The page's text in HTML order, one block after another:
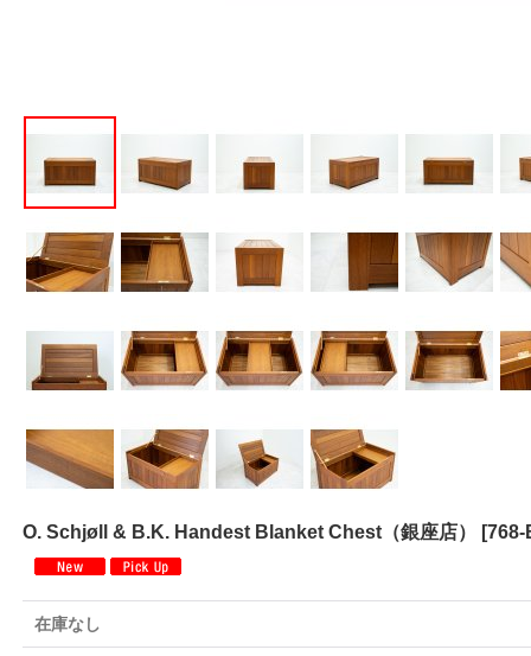
O. Schjøll & B.K. Handest Blanket Chest（銀座店） [768-
在庫なし